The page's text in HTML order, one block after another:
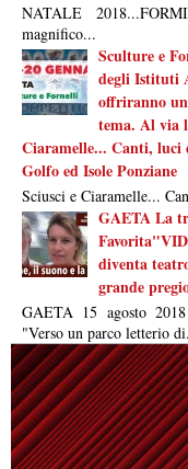
NATALE
magnifico...
Sculture e
degli Istituti
offriranno
tema. Al via
Ciaramelle... Canti,
Golfo ed Isole Ponziane
Sciusci e Ciaramelle...
GAETA La
diventa
grande
GAETA 15 agosto
"Verso un parco letterio